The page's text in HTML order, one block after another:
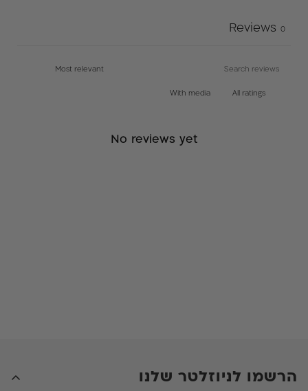
שנים – אחריות יצרן.
ימים עם ניילון בלבד ובמידה ולא יעמוד בצפיותיו יהיה הלקוח
Reviews 0
With media
No reviews yet
הרשמו לניוזלטר שלנו